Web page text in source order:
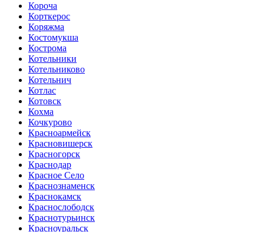
Короча
Корткерос
Коряжма
Костомукша
Кострома
Котельники
Котельниково
Котельнич
Котлас
Котовск
Кохма
Кочкурово
Красноармейск
Красновишерск
Красногорск
Краснодар
Красное Село
Краснознаменск
Краснокамск
Краснослободск
Краснотурьинск
Красноуральск